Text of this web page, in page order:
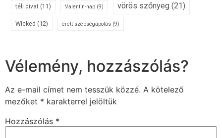
téli divat (11) Valentin-nap (9) vörös szőnyeg (21)
Wicked (12) érett szépségápolás (9)
Vélemény, hozzászólás?
Az e-mail címet nem tesszük közzé. A kötelező
mezőket * karakterrel jelöltük
Hozzászólás *